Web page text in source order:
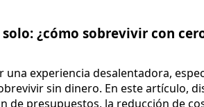
¿cómo sobrevivir con
una experiencia desalentadora,
sin dinero. En este artículo,
de presupuestos, la reducción de